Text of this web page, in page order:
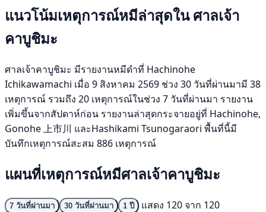
แนวโน้มเหตุการณ์หมีล่าสุดใน ศาลเจ้า
คาบูชิมะ
ศาลเจ้าคาบูชิมะ มีรายงานหมีดำที่ Hachinohe
Ichikawamachi เมื่อ 9 สิงหาคม 2569 ช่วง 30 วันที่ผ่านมามี 38
เหตุการณ์ รวมถึง 20 เหตุการณ์ในช่วง 7 วันที่ผ่านมา รายงาน
เพิ่มขึ้นจากสัปดาห์ก่อน รายงานล่าสุดกระจายอยู่ที่ Hachinohe,
Gonohe 上市川 และHashikami Tsunogaraori พื้นที่นี้มี
บันทึกเหตุการณ์สะสม 886 เหตุการณ์
แผนที่เหตุการณ์หมีศาลเจ้าคาบูชิมะ
7 วันที่ผ่านมา 30 วันที่ผ่านมา 1 ปี
แสดง 120 จาก 120